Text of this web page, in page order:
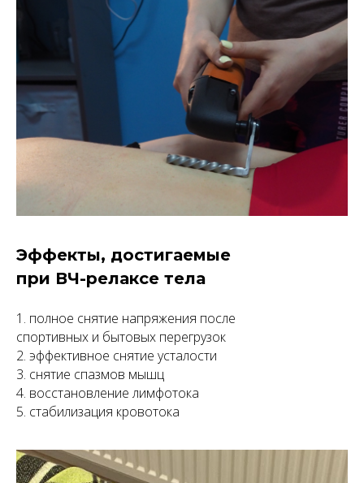
Эффекты, достигаемые
при ВЧ-релаксе тела
1. полное снятие напряжения после
спортивных и бытовых перегрузок
2. эффективное снятие усталости
3. снятие спазмов мышц
4. восстановление лимфотока
5. стабилизация кровотока